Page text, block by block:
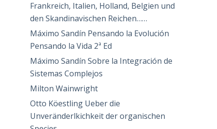
Frankreich, Italien, Holland, Belgien und
den Skandinavischen Reichen……
Máximo Sandín Pensando la Evolución
Pensando la Vida 2ª Ed
Máximo Sandín Sobre la Integración de
Sistemas Complejos
Milton Wainwright
Otto Köestling Ueber die
Unveränderlkichkeit der organischen